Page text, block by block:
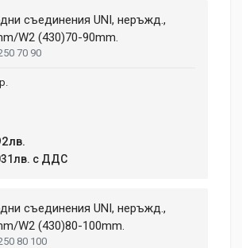
съединения UNI, неръжд.,
W2 (430)70-90mm.
70 90
с ДДС
съединения UNI, неръжд.,
W2 (430)80-100mm.
80 100